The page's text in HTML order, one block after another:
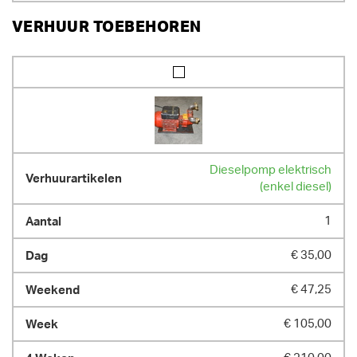
VERHUUR TOEBEHOREN
Dieselpomp elektrisch
(enkel diesel)
1
€ 35,00
€ 47,25
€ 105,00